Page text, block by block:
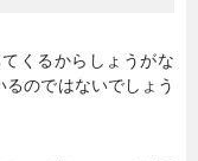
くるからしょうがな
のではないでしょう